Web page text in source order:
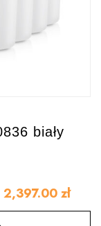
biały
2,397.00 zł